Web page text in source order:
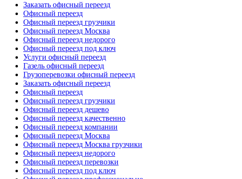
Заказать офисный переезд
Офисный переезд
Офисный переезд грузчики
Офисный переезд Москва
Офисный переезд недорого
Офисный переезд под ключ
Услуги офисный переезд
Газель офисный переезд
Грузоперевозки офисный переезд
Заказать офисный переезд
Офисный переезд
Офисный переезд грузчики
Офисный переезд дешево
Офисный переезд качественно
Офисный переезд компании
Офисный переезд Москва
Офисный переезд Москва грузчики
Офисный переезд недорого
Офисный переезд перевозки
Офисный переезд под ключ